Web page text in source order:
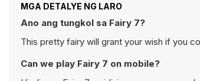
MGA DETALYE NG LARO
Ano ang tungkol sa Fairy 7?
This pretty fairy will grant your wish if you
Can we play Fairy 7 on mobile?